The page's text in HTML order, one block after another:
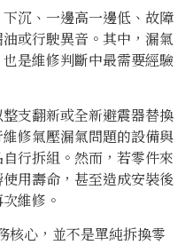
沉、一邊高一邊低、故障
或行駛異音。其中，漏氣
是維修判斷中最需要經驗
支翻新或全新避震器替換
修氣壓漏氣問題的設備與
行拆組。然而，若零件來
用壽命，甚至造成安裝後
維修。
核心，並不是單純拆換零